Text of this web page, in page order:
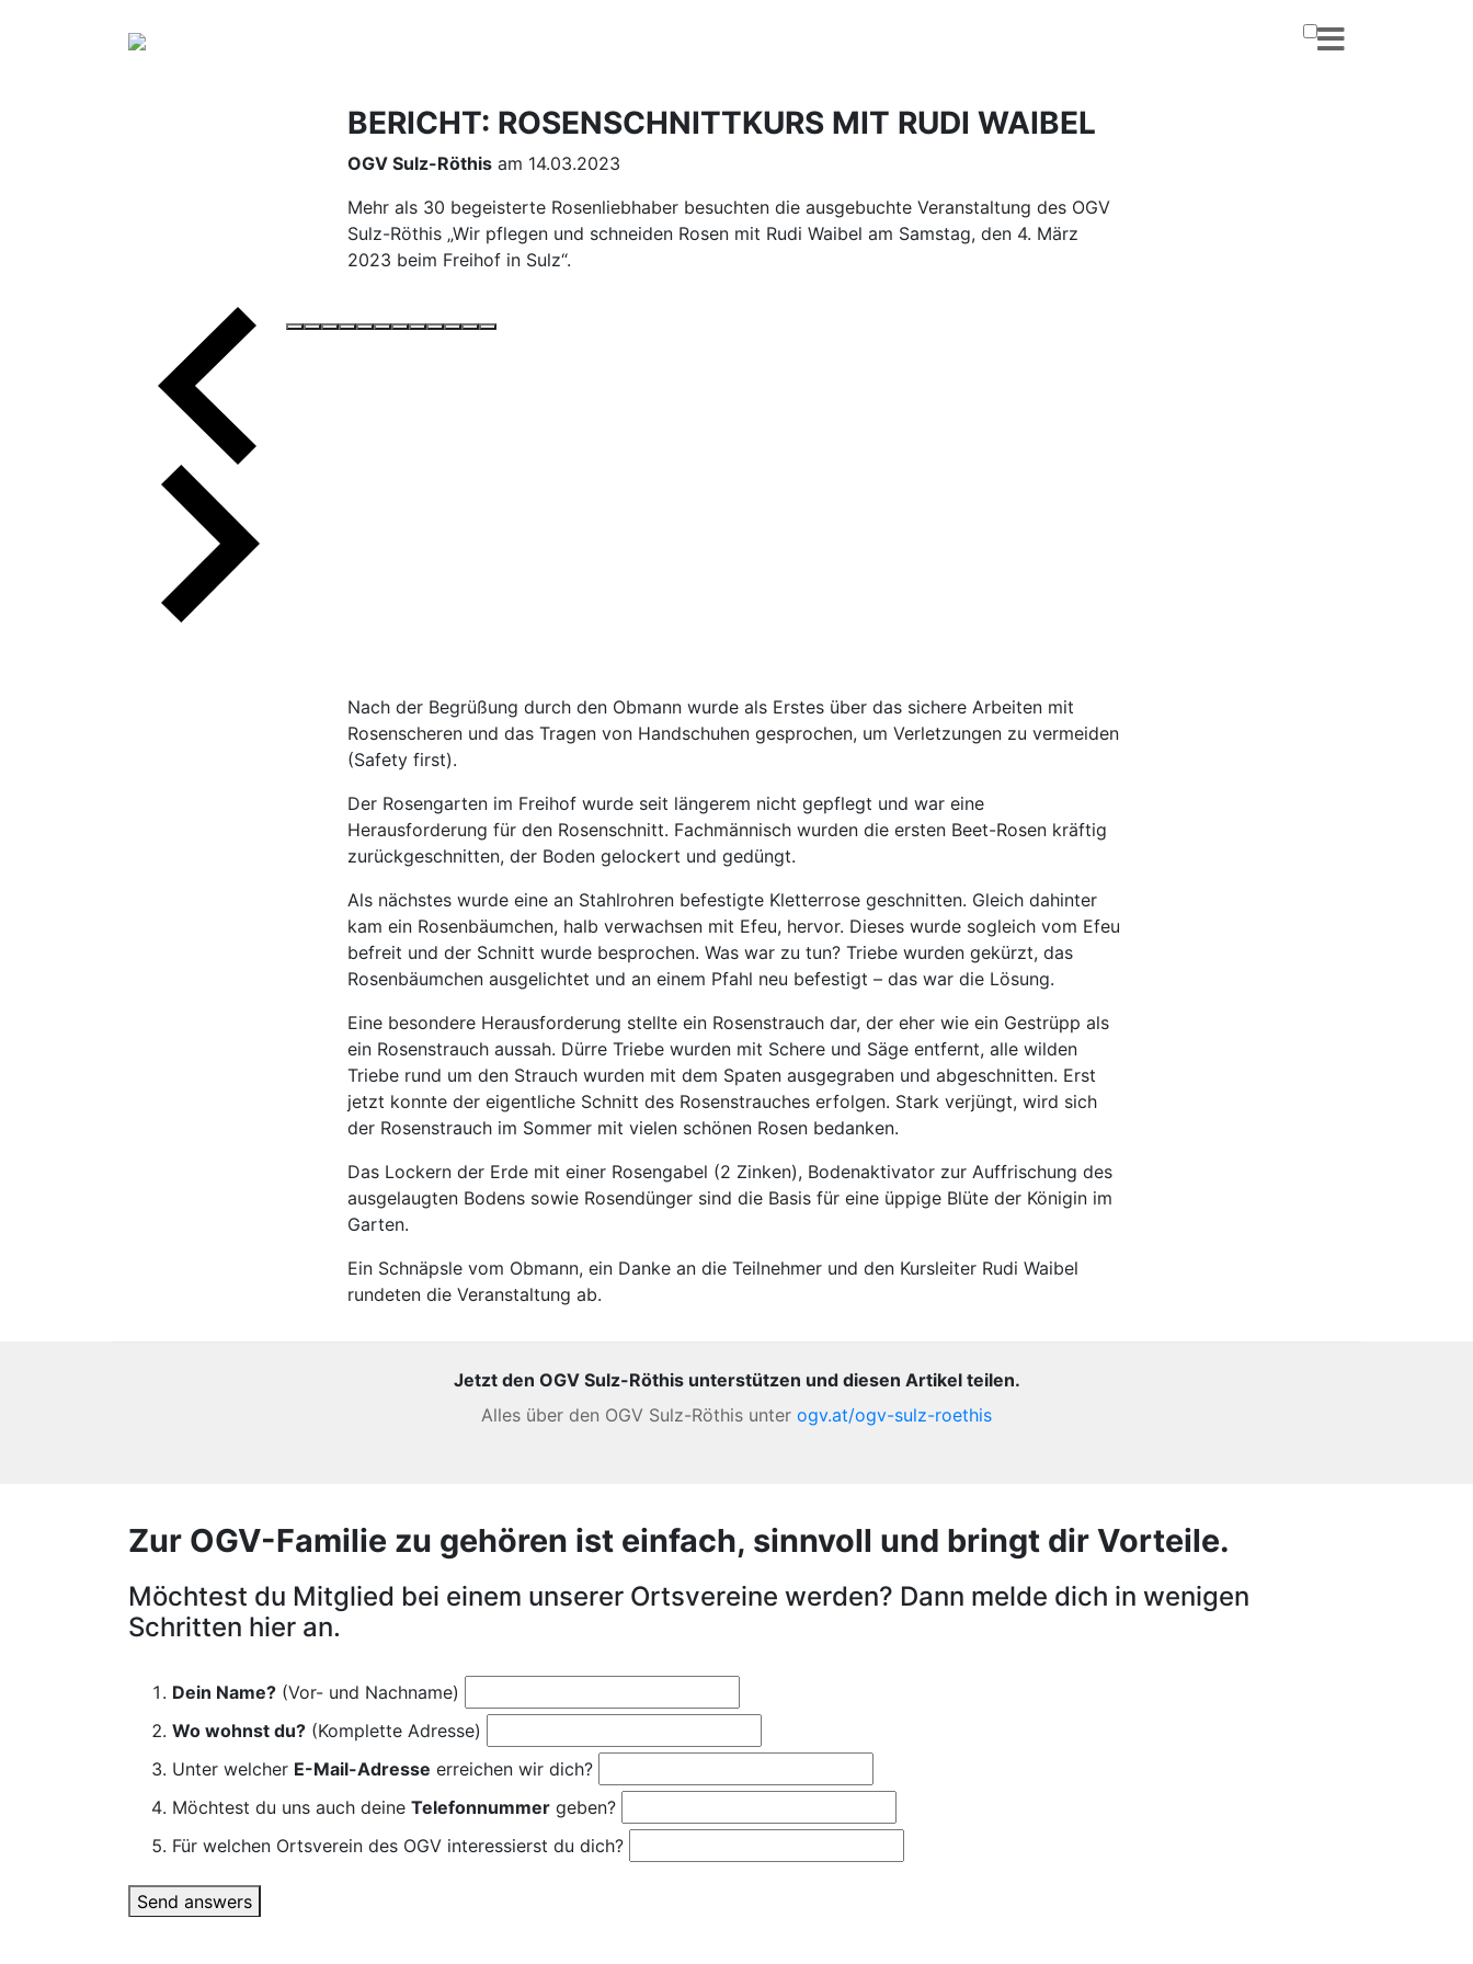
BERICHT: ROSENSCHNITTKURS MIT RUDI WAIBEL
OGV Sulz-Röthis am 14.03.2023
Mehr als 30 begeisterte Rosenliebhaber besuchten die ausgebuchte Veranstaltung des OGV
Sulz-Röthis „Wir pflegen und schneiden Rosen mit Rudi Waibel am Samstag, den 4. März
2023 beim Freihof in Sulz“.
Nach der Begrüßung durch den Obmann wurde als Erstes über das sichere Arbeiten mit
Rosen­scheren und das Tragen von Handschuhen gesprochen, um Verletzungen zu vermeiden
(Safety first).
Der Rosengarten im Freihof wurde seit längerem nicht gepflegt und war eine
Herausforderung für den Rosenschnitt. Fachmännisch wurden die ersten Beet-Rosen kräftig
zurückgeschnitten, der Boden gelockert und gedüngt.
Als nächstes wurde eine an Stahlrohren befestigte Kletterrose geschnitten. Gleich dahinter
kam ein Rosenbäumchen, halb verwachsen mit Efeu, hervor. Dieses wurde sogleich vom Efeu
befreit und der Schnitt wurde besprochen. Was war zu tun? Triebe wurden gekürzt, das
Rosenbäumchen ausgelichtet und an einem Pfahl neu befestigt – das war die Lösung.
Eine besondere Herausforderung stellte ein Rosenstrauch dar, der eher wie ein Gestrüpp als
ein Rosenstrauch aussah. Dürre Triebe wurden mit Schere und Säge entfernt, alle wilden
Triebe rund um den Strauch wurden mit dem Spaten ausgegraben und abgeschnitten. Erst
jetzt konnte der eigent­liche Schnitt des Rosenstrauches erfolgen. Stark verjüngt, wird sich
der Rosenstrauch im Sommer mit vielen schönen Rosen bedanken.
Das Lockern der Erde mit einer Rosengabel (2 Zinken), Bodenaktivator zur Auffrischung des
ausgelaugten Bodens sowie Rosendünger sind die Basis für eine üppige Blüte der Königin im
Garten.
Ein Schnäpsle vom Obmann, ein Danke an die Teilnehmer und den Kursleiter Rudi Waibel
rundeten die Veranstaltung ab.
Jetzt den OGV Sulz-Röthis unterstützen und diesen Artikel teilen.
Alles über den OGV Sulz-Röthis unter ogv.at/ogv-sulz-roethis
Zur OGV-Familie zu gehören ist einfach, sinnvoll und bringt dir Vorteile.
Möchtest du Mitglied bei einem unserer Ortsvereine werden? Dann melde dich in wenigen
Schritten hier an.
Dein Name? (Vor- und Nachname)
Wo wohnst du? (Komplette Adresse)
Unter welcher E-Mail-Adresse erreichen wir dich?
Möchtest du uns auch deine Telefonnummer geben?
Für welchen Ortsverein des OGV interessierst du dich?
Send answers